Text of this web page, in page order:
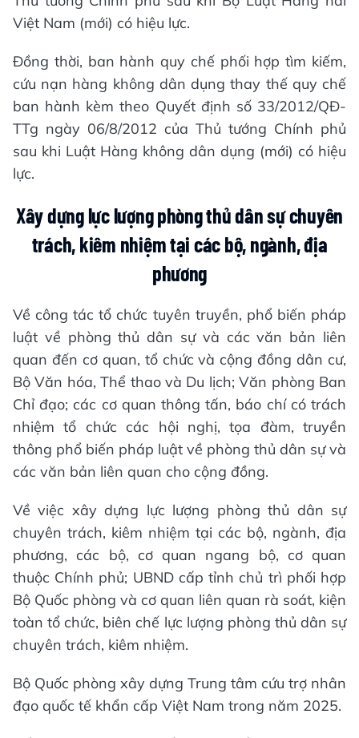
Việt Nam (mới) có hiệu lực.
Đồng thời, ban hành quy chế phối hợp tìm kiếm,
cứu nạn hàng không dân dụng thay thế quy chế
ban hành kèm theo Quyết định số 33/2012/QĐ-
TTg ngày 06/8/2012 của Thủ tướng Chính phủ
sau khi Luật Hàng không dân dụng (mới) có hiệu
lực.
Xây dựng lực lượng phòng thủ dân sự chuyên
trách, kiêm nhiệm tại các bộ, ngành, địa
phương
Về công tác tổ chức tuyên truyền, phổ biến pháp
luật về phòng thủ dân sự và các văn bản liên
quan đến cơ quan, tổ chức và cộng đồng dân cư,
Bộ Văn hóa, Thể thao và Du lịch; Văn phòng Ban
Chỉ đạo; các cơ quan thông tấn, báo chí có trách
nhiệm tổ chức các hội nghị, tọa đàm, truyền
thông phổ biến pháp luật về phòng thủ dân sự và
các văn bản liên quan cho cộng đồng.
Về việc xây dựng lực lượng phòng thủ dân sự
chuyên trách, kiêm nhiệm tại các bộ, ngành, địa
phương, các bộ, cơ quan ngang bộ, cơ quan
thuộc Chính phủ; UBND cấp tỉnh chủ trì phối hợp
Bộ Quốc phòng và cơ quan liên quan rà soát, kiện
toàn tổ chức, biên chế lực lượng phòng thủ dân sự
chuyên trách, kiêm nhiệm.
Bộ Quốc phòng xây dựng Trung tâm cứu trợ nhân
đạo quốc tế khẩn cấp Việt Nam trong năm 2025.